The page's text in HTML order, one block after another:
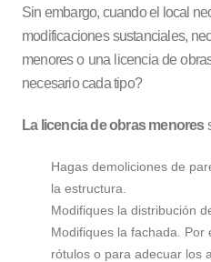
Sin embargo, cuando el local
modificaciones sustanciales,
menores o una licencia de
necesario cada tipo?
La licencia de obras menores
Hagas demoliciones de
la estructura.
Modifiques la distribución
Modifiques la fachada.
rótulos o para adecuar los